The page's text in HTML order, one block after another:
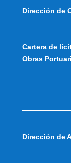
Dirección de
Cartera de
Obras
Dirección de